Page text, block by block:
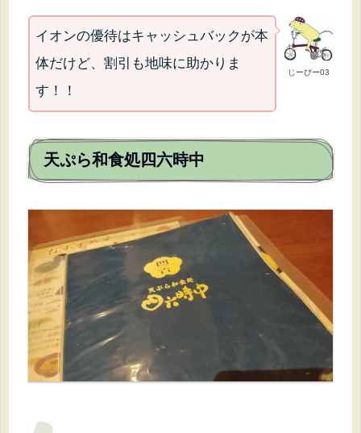
じーぴー03
イオンの優待はキャッシュバックが本
体だけど、割引も地味に助かりま
す！！
天ぷら和食処四六時中